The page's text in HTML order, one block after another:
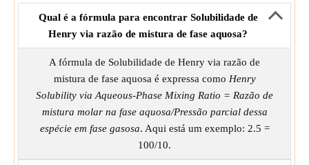
Qual é a fórmula para encontrar Solubilidade de
Henry via razão de mistura de fase aquosa?
A fórmula de Solubilidade de Henry via razão de
mistura de fase aquosa é expressa como Henry
Solubility via Aqueous-Phase Mixing Ratio = Razão de
mistura molar na fase aquosa/Pressão parcial dessa
espécie em fase gasosa. Aqui está um exemplo: 2.5 =
100/10.